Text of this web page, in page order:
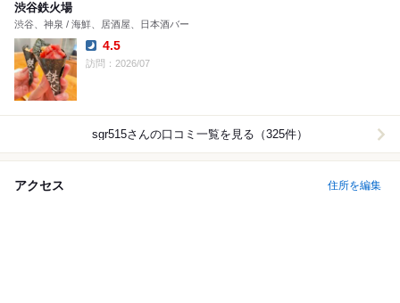
渋谷鉄火場
渋谷、神泉 / 海鮮、居酒屋、日本酒バー
Dinner:
4.5
訪問：2026/07
sgr515さんの口コミ一覧を見る（325件）
アクセス 住所を編集